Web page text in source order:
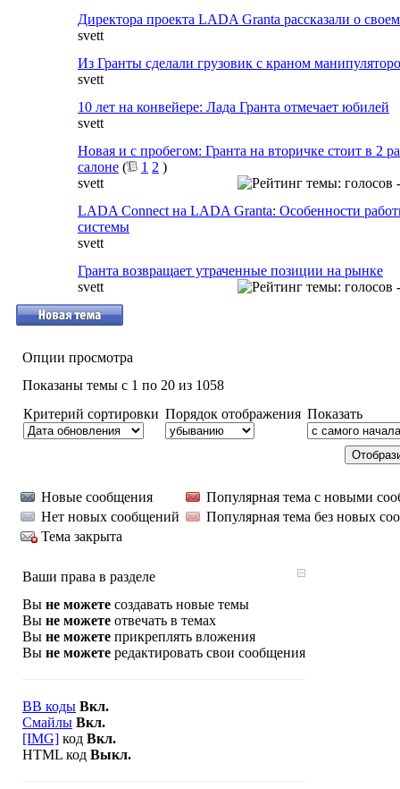
Директора проекта LADA Granta рассказали о
svett
Из Гранты сделали грузовик с краном
svett
10 лет на конвейере: Лада Гранта отмечает юбилей
svett
Новая и с пробегом: Гранта на вторичке стоит в 2
салоне ( 1 2 )
svett
LADA Connect на LADA Granta: Особенности
системы
svett
Гранта возвращает утраченные позиции на рынке
svett
Опции просмотра
Показаны темы с 1 по 20 из 1058
Критерий сортировки Порядок отображения Показать
Новые сообщения
Популярная тема с новыми
Нет новых сообщений
Популярная тема без новых
Тема закрыта
Ваши права в разделе
Вы не можете создавать новые темы
Вы не можете отвечать в темах
Вы не можете прикреплять вложения
Вы не можете редактировать свои сообщения
BB коды Вкл.
Смайлы Вкл.
[IMG] код Вкл.
HTML код Выкл.